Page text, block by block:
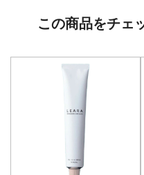
この商品をチェ